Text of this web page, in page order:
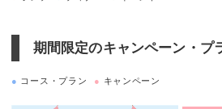
期間限定のキャンペーン・プ
● コース・プラン ● キャンペーン